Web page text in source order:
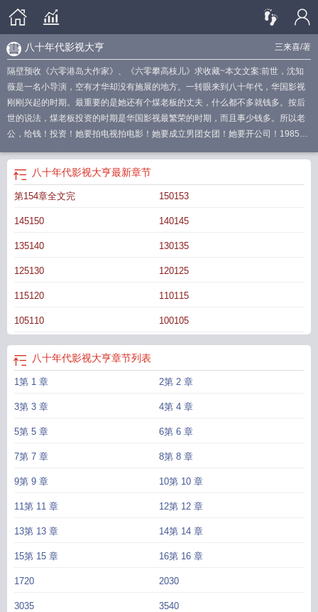
三来喜/著
八十年代影视大亨
隔壁预收《六零港岛大作家》、《六零攀高枝儿》求收藏~本文文案:前世，沈知
薇是一名小导演，空有才华却没有施展的地方。一转眼来到八十年代，华国影视
刚刚兴起的时期。最重要的是她还有个煤老板的丈夫，什么都不多就钱多。按后
世的说法，煤老板投资的时期是华国影视最繁荣的时期，而且事少钱多。所以老
公，给钱！投资！她要拍电视拍电影！她要成立男团女团！她要开公司！1985
奖，她成为华国首位获此殊荣的导演。同年，影视公司挂牌成立，未来华国乃至
亚洲最大影视公司正式建立。1988，旗下女演员摘下影后桂冠，开启公司输出影
帝影后的黄金时代。1990年，一代偶像男团横空出世，掀起全国乃至全亚洲的偶
的一个小靓妹。烂赌的爸病弱的妈，打架的弟叛逆的妹，家徒四壁的家以及无助
十年代的港岛，正是文化百花齐放的时期，各种类型的小说如雨后春笋般冒了出
来。钟若颖咬咬牙重新拿起她的笔，誓要写出个天崩地裂来。不过一开始投稿被
血小说后来捧着她的严肃文学哭得稀里哗啦。有人说她的小说走不出华国后来国
内外物理学家争着要和她讨论宇宙奥秘。他们叫她言情天后，人性解剖师，科幻
文学的巨石。————隔壁预收《六零攀高枝儿》姜如棠，弄三里胡同最扎眼的
一枝花。大姐勤快，二姐能干，三姐聪明——她呢，只有这张脸。她爱美，瞧不
上胡同里那些木讷又寒酸的男孩；她爱美，不愿陷进柴米油盐的琐碎日子里；她
爱美，十八岁的姜如棠，一心只想攀个高枝儿，风风光光过一生。直到那天，她
上下透着两个字：有钱！姜如棠心动了。她决定，就是他了。*可顾淮这块骨头，
头她决定换一根啃。她转身就锁定下一个目标。那晚，她与新目标花前月下回
来，刚走进房间一道滚烫的身躯猛地将她压倒在床，灼热的呼吸喷在耳畔。顾淮
狂：“姜如棠，谁准你换高枝的？”
八十年代影视大亨三来喜
费观看 八十年代影视明星 八十年代影视大亨番外156
读八零年代影视大亨百度 八十年代影视大亨完结八十年代影视城
番外八十年代影视大亨有哪些 八十年代影视名星
八十年代影视大亨最新章节
第154章全文完 150153
145150 140145
135140 130135
125130 120125
115120 110115
105110 100105
八十年代影视大亨章节列表
1第 1 章 2第 2 章
3第 3 章 4第 4 章
5第 5 章 6第 6 章
7第 7 章 8第 8 章
9第 9 章 10第 10 章
11第 11 章 12第 12 章
13第 13 章 14第 14 章
15第 15 章 16第 16 章
1720 2030
3035 3540